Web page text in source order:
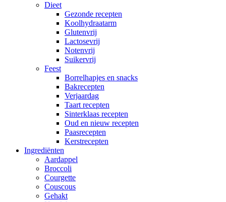
Dieet
Gezonde recepten
Koolhydraatarm
Glutenvrij
Lactosevrij
Notenvrij
Suikervrij
Feest
Borrelhapjes en snacks
Bakrecepten
Verjaardag
Taart recepten
Sinterklaas recepten
Oud en nieuw recepten
Paasrecepten
Kerstrecepten
Ingrediënten
Aardappel
Broccoli
Courgette
Couscous
Gehakt